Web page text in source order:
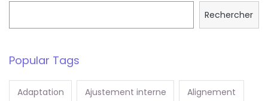
Rechercher
Popular Tags
Adaptation Ajustement interne Alignement